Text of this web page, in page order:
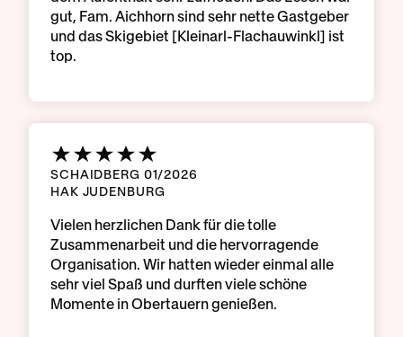
gut, Fam. Aichhorn sind sehr nette Gastgeber
und das Skigebiet [Kleinarl-Flachauwinkl] ist
top.
SCHAIDBERG 01/2026
HAK JUDENBURG
Vielen herzlichen Dank für die tolle
Zusammenarbeit und die hervorragende
Organisation. Wir hatten wieder einmal alle
sehr viel Spaß und durften viele schöne
Momente in Obertauern genießen.